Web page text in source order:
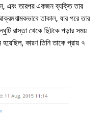
এবং তারপর একজন ব্যক্তি তার
তাকাল, যার পরে তার
রাস্তা থেকে ছিটকে পড়ার সময়
কারণ তিনি তাকে প্রায় ৭